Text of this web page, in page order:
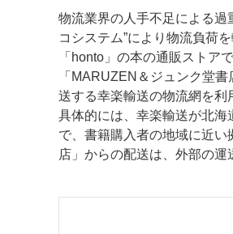
案内
発刊案内 JFPI印刷用語
運営
会社案内 購読・購入申
物流業界の人手不足による過
コシステム”により物流負荷
「honto」の本の通販ストア
「MARUZEN＆ジュンク堂
送する幸楽輸送の物流網を利
具体的には、幸楽輸送が北
で、書籍購入者の地域に近
店」からの配送は、外部の運